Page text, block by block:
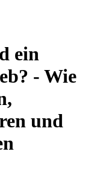
ein
- Wie
und